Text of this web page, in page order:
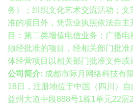
务）；组织文化艺术交流活动；
准的项目外，凭营业执照依法自
目：第二类增值电信业务；广播
须经批准的项目，经相关部门批
体经营项目以相关部门批准文件或
公司简介: 成都市际月网络科技有
18日，注册地位于中国（四川）
益州大道中段888号1栋1单元22层